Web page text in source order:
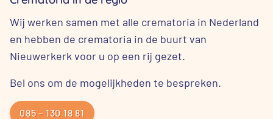
Wij werken samen met alle crematoria in Nederland
en hebben de crematoria in de buurt van
Nieuwerkerk voor u op een rij gezet.
Bel ons om de mogelijkheden te bespreken.
085 – 130 18 81